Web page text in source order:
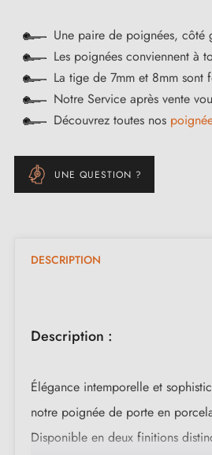
Une paire de poignées, côté
Les poignées conviennent à
La tige de 7mm et 8mm sont
Notre Service après vente
Découvrez toutes nos
UNE QUESTION ?
DESCRIPTION
Description :
Élégance intemporelle et
notre poignée de porte en
Disponible en deux finitions